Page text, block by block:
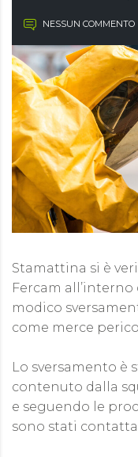
NESSUN COMMENTO
Stamattina si è
Fercam
modico
come merce
Lo sversamento è
contenuto dalla
e seguendo le
sono stati